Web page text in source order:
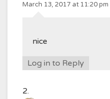
March 13, 2017 at 11:20 pm
nice
Log in to Reply